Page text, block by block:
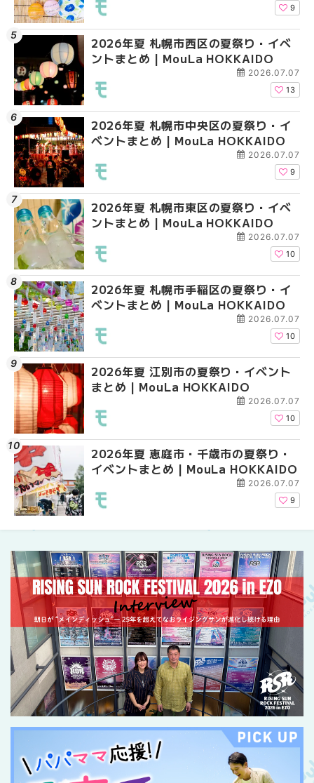
9
2026年夏 札幌市西区の夏祭り・イベ
ントまとめ | MouLa HOKKAIDO
2026.07.07
13
2026年夏 札幌市中央区の夏祭り・イ
ベントまとめ | MouLa HOKKAIDO
2026.07.07
9
2026年夏 札幌市東区の夏祭り・イベ
ントまとめ | MouLa HOKKAIDO
2026.07.07
10
2026年夏 札幌市手稲区の夏祭り・イ
ベントまとめ | MouLa HOKKAIDO
2026.07.07
10
2026年夏 江別市の夏祭り・イベント
まとめ | MouLa HOKKAIDO
2026.07.07
10
2026年夏 恵庭市・千歳市の夏祭り・
イベントまとめ | MouLa HOKKAIDO
2026.07.07
9
2026年夏 札幌市北区
ントまとめ | MouLa
2026年夏 札幌市清田
ベントまとめ |
2026年夏 札幌市手稲
ベントまとめ |
2026年夏 札幌市中央
ベントまとめ |
2026年夏 札幌市南区
ントまとめ | MouLa
札幌の麻辣湯（マーラ
め専門店9選！本場の
新店まで徹底比較 |
2026年夏 札幌市清田
ベントまとめ |
2026年夏 札幌市手稲
ベントまとめ |
2026年夏 札幌市豊平
ベントまとめ |
2026年夏 札幌市東区
ントまとめ | MouLa
2026年夏 札幌市南区
ントまとめ | MouLa
札幌の麻辣湯（マーラ
め専門店6選！本場の
新店まで徹底比較 |